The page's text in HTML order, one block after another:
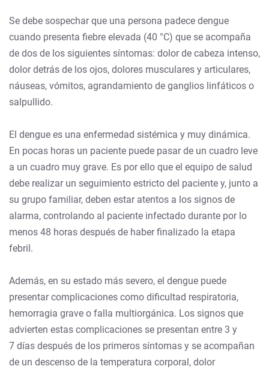
Se debe sospechar que una persona padece dengue
cuando presenta fiebre elevada (40 °C) que se acompaña
de dos de los siguientes síntomas: dolor de cabeza intenso,
dolor detrás de los ojos, dolores musculares y articulares,
náuseas, vómitos, agrandamiento de ganglios linfáticos o
salpullido.
El dengue es una enfermedad sistémica y muy dinámica.
En pocas horas un paciente puede pasar de un cuadro leve
a un cuadro muy grave. Es por ello que el equipo de salud
debe realizar un seguimiento estricto del paciente y, junto a
su grupo familiar, deben estar atentos a los signos de
alarma, controlando al paciente infectado durante por lo
menos 48 horas después de haber finalizado la etapa
febril.
Además, en su estado más severo, el dengue puede
presentar complicaciones como dificultad respiratoria,
hemorragia grave o falla multiorgánica. Los signos que
advierten estas complicaciones se presentan entre 3 y
7 días después de los primeros síntomas y se acompañan
de un descenso de la temperatura corporal, dolor